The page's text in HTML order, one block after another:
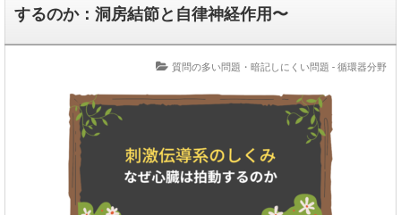
するのか：洞房結節と自律神経作用〜
質問の多い問題・暗記しにくい問題 - 循環器分野